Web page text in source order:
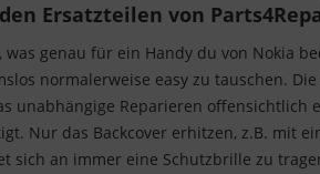
Ersatzteilen von
genau für ein Handy du von Nokia
normalerweise easy zu tauschen.
unabhängige Reparieren offensichtlich
Nur das Backcover erhitzen, z.B. mit
sich an immer eine Schutzbrille zu